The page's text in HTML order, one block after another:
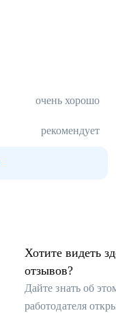
очень хорошо
рекомендует
Хотите видеть
отзывов?
Дайте знать об
работодателя